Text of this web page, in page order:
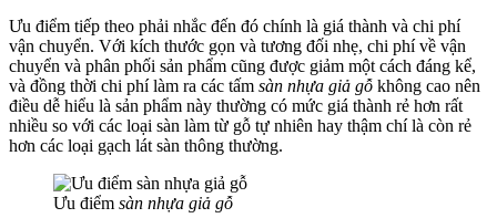
Ưu điểm tiếp theo phải nhắc đến đó chính là giá thành và chi phí
vận chuyển. Với kích thước gọn và tương đối nhẹ, chi phí về vận
chuyển và phân phối sản phẩm cũng được giảm một cách đáng kể,
và đồng thời chi phí làm ra các tấm sàn nhựa giả gỗ không cao nên
điều dễ hiểu là sản phẩm này thường có mức giá thành rẻ hơn rất
nhiều so với các loại sàn làm từ gỗ tự nhiên hay thậm chí là còn rẻ
hơn các loại gạch lát sàn thông thường.
Ưu điểm sàn nhựa giả gỗ